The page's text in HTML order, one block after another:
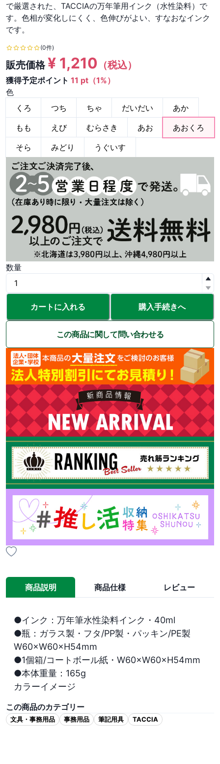
で厳選された、TACCIAの万年筆用インク（水性染料）で
す。色相が変化しにくく、色伸びがよい、すなおなインク
です。
(0件)
販売価格¥ 1,210 （税込）
獲得予定ポイント 11 pt（1%）
色
くろ
つち ちゃ だいだい
あか
もも
えび むらさき あお
あおくろ
そら
みどり うぐいす
数量
カートに入れる 購入手続きへ
この商品に関して問い合わせる
商品説明 商品仕様 レビュー
●インク：万年筆水性染料インク・40ml
●瓶：ガラス製・フタ/PP製・パッキン/PE製
W60×W60×H54mm
●1個箱/コートボール紙・W60×W60×H54mm
●本体重量：165g
この商品のカテゴリー
文具・事務用品 事務用品 筆記用具 TACCIA